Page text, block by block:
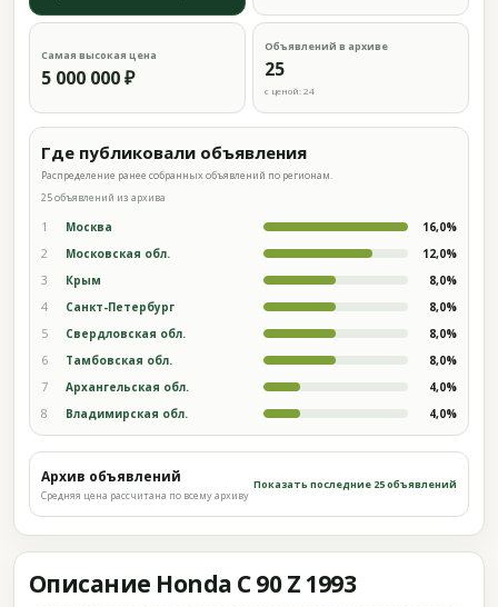
Самая высокая цена
5 000 000 ₽
Объявлений в архиве
25
с ценой: 24
Где публиковали объявления
Распределение ранее собранных объявлений по регионам.
25 объявлений из архива
1 Москва 16,0%
2 Московская обл. 12,0%
3 Крым 8,0%
4 Санкт-Петербург 8,0%
5 Свердловская обл. 8,0%
6 Тамбовская обл. 8,0%
7 Архангельская обл. 4,0%
8 Владимирская обл. 4,0%
Архив объявлений
Средняя цена рассчитана по всему архиву
Показать последние 25 объявлений
Описание Honda C 90 Z 1993